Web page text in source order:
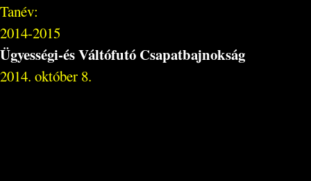
Tanév:
2014-2015
Ügyességi-és Váltófutó Csapatbajnokság
2014. október 8.